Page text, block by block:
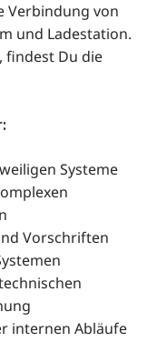
Verbindung von
und Ladestation.
findest Du die
Systeme
Vorschriften
internen Abläufe